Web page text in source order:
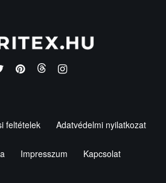
feltételek Adatvédelmi nyilatkozat
Impresszum Kapcsolat